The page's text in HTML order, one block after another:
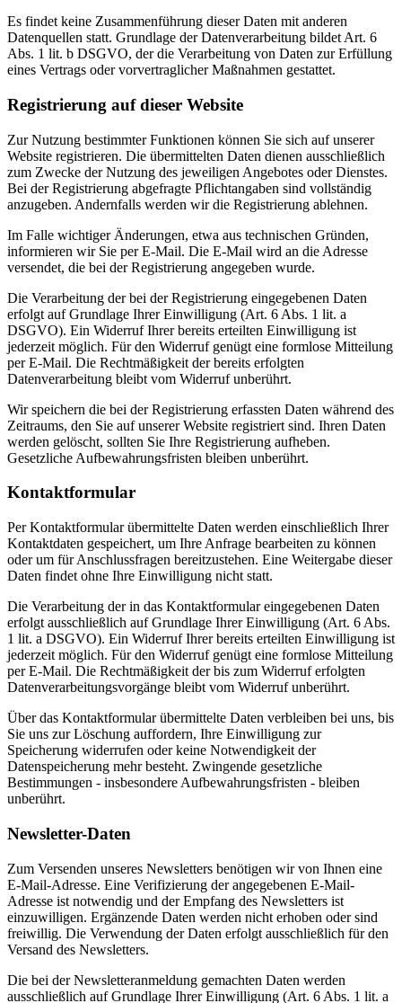
Es findet keine Zusammenführung dieser Daten mit anderen
Datenquellen statt. Grundlage der Datenverarbeitung bildet Art. 6
Abs. 1 lit. b DSGVO, der die Verarbeitung von Daten zur Erfüllung
eines Vertrags oder vorvertraglicher Maßnahmen gestattet.
Registrierung auf dieser Website
Zur Nutzung bestimmter Funktionen können Sie sich auf unserer
Website registrieren. Die übermittelten Daten dienen ausschließlich
zum Zwecke der Nutzung des jeweiligen Angebotes oder Dienstes.
Bei der Registrierung abgefragte Pflichtangaben sind vollständig
anzugeben. Andernfalls werden wir die Registrierung ablehnen.
Im Falle wichtiger Änderungen, etwa aus technischen Gründen,
informieren wir Sie per E-Mail. Die E-Mail wird an die Adresse
versendet, die bei der Registrierung angegeben wurde.
Die Verarbeitung der bei der Registrierung eingegebenen Daten
erfolgt auf Grundlage Ihrer Einwilligung (Art. 6 Abs. 1 lit. a
DSGVO). Ein Widerruf Ihrer bereits erteilten Einwilligung ist
jederzeit möglich. Für den Widerruf genügt eine formlose Mitteilung
per E-Mail. Die Rechtmäßigkeit der bereits erfolgten
Datenverarbeitung bleibt vom Widerruf unberührt.
Wir speichern die bei der Registrierung erfassten Daten während des
Zeitraums, den Sie auf unserer Website registriert sind. Ihren Daten
werden gelöscht, sollten Sie Ihre Registrierung aufheben.
Gesetzliche Aufbewahrungsfristen bleiben unberührt.
Kontaktformular
Per Kontaktformular übermittelte Daten werden einschließlich Ihrer
Kontaktdaten gespeichert, um Ihre Anfrage bearbeiten zu können
oder um für Anschlussfragen bereitzustehen. Eine Weitergabe dieser
Daten findet ohne Ihre Einwilligung nicht statt.
Die Verarbeitung der in das Kontaktformular eingegebenen Daten
erfolgt ausschließlich auf Grundlage Ihrer Einwilligung (Art. 6 Abs.
1 lit. a DSGVO). Ein Widerruf Ihrer bereits erteilten Einwilligung ist
jederzeit möglich. Für den Widerruf genügt eine formlose Mitteilung
per E-Mail. Die Rechtmäßigkeit der bis zum Widerruf erfolgten
Datenverarbeitungsvorgänge bleibt vom Widerruf unberührt.
Über das Kontaktformular übermittelte Daten verbleiben bei uns, bis
Sie uns zur Löschung auffordern, Ihre Einwilligung zur
Speicherung widerrufen oder keine Notwendigkeit der
Datenspeicherung mehr besteht. Zwingende gesetzliche
Bestimmungen - insbesondere Aufbewahrungsfristen - bleiben
unberührt.
Newsletter-Daten
Zum Versenden unseres Newsletters benötigen wir von Ihnen eine
E-Mail-Adresse. Eine Verifizierung der angegebenen E-Mail-
Adresse ist notwendig und der Empfang des Newsletters ist
einzuwilligen. Ergänzende Daten werden nicht erhoben oder sind
freiwillig. Die Verwendung der Daten erfolgt ausschließlich für den
Versand des Newsletters.
Die bei der Newsletteranmeldung gemachten Daten werden
ausschließlich auf Grundlage Ihrer Einwilligung (Art. 6 Abs. 1 lit. a